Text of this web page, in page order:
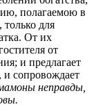
полагаемою в
для
От их
от
и предлагает
и сопровождает
неправды,